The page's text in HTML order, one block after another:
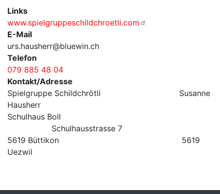
Links
www.spielgruppeschildchroetli.com
E-Mail
urs.hausherr@bluewin.ch
Telefon
079 885 48 04
Kontakt/Adresse
Spielgruppe Schildchrötli Susanne
Hausherr
Schulhaus Boll
Schulhausstrasse 7
5619 Büttikon 5619
Uezwil